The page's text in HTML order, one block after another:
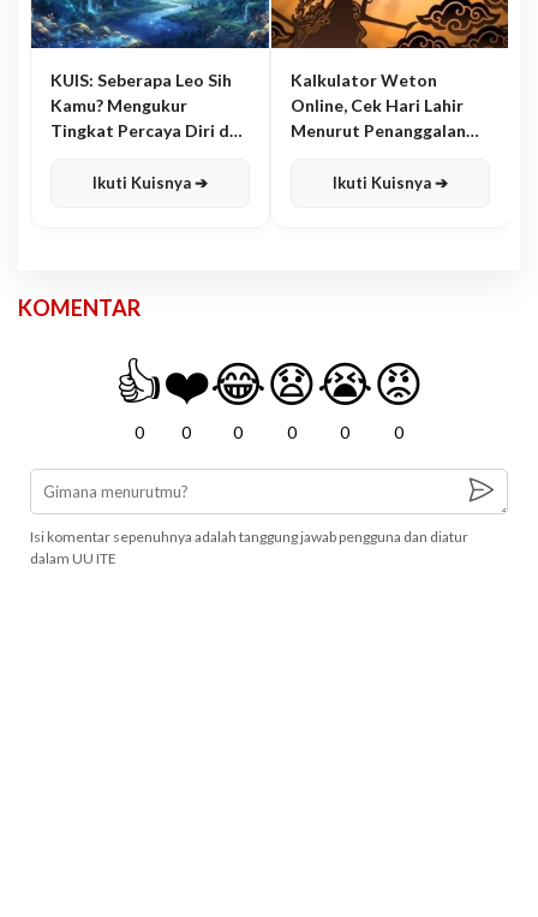
KUIS: Seberapa Leo Sih
Kamu? Mengukur
Tingkat Percaya Diri dan
Ikuti Kuisnya ➔
Kalkulator Weton
Online, Cek Hari Lahir
Menurut Penanggalan
Ikuti Kuisnya ➔
KOMENTAR
👍
0
❤️
0
😂
0
😧
0
😭
0
😡
0
Isi komentar sepenuhnya adalah tanggung jawab pengguna dan diatur
dalam UU ITE